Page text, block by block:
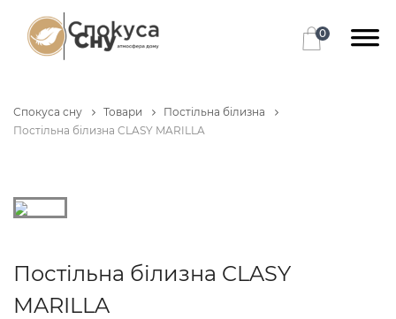
0
Спокуса сну Товари
Постільна білизна
Постільна білизна CLASY MARILLA
Постільна білизна CLASY
MARILLA